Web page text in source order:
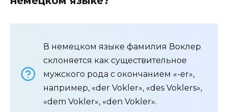
В немецком языке фамилия Воклер
склоняется как существительное
мужского рода с окончанием «-er»,
например, «der Vokler», «des Voklers»,
«dem Vokler», «den Vokler».